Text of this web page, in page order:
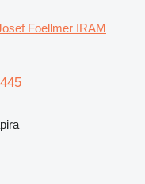
Foellmer IRAM